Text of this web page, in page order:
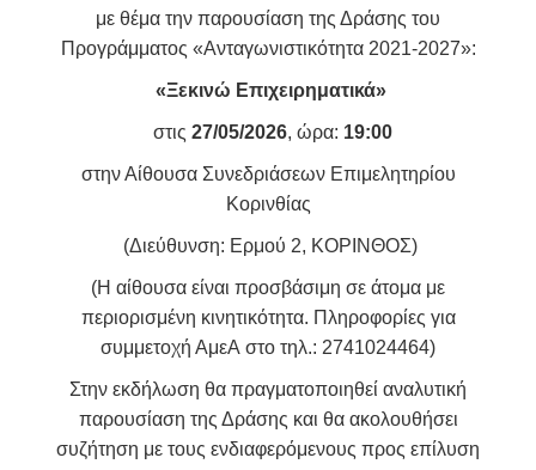
με θέμα την παρουσίαση της Δράσης του
Προγράμματος «Ανταγωνιστικότητα 2021-2027»:
«Ξεκινώ Επιχειρηματικά»
στις 27/05/2026, ώρα: 19:00
στην Αίθουσα Συνεδριάσεων Επιμελητηρίου
Κορινθίας
(Διεύθυνση: Ερμού 2, ΚΟΡΙΝΘΟΣ)
(Η αίθουσα είναι προσβάσιμη σε άτομα με
περιορισμένη κινητικότητα. Πληροφορίες για
συμμετοχή ΑμεΑ στο τηλ.: 2741024464)
Στην εκδήλωση θα πραγματοποιηθεί αναλυτική
παρουσίαση της Δράσης και θα ακολουθήσει
συζήτηση με τους ενδιαφερόμενους προς επίλυση